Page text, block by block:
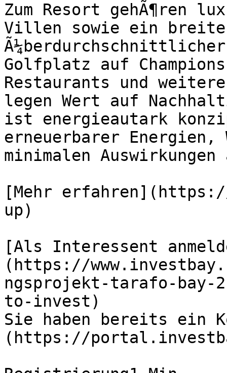
Zum Resort gehÃ¶ren
Villen sowie ein
Golfplatz auf
Restaurants und
legen Wert auf
ist energieautark
erneuerbarer Energien,
minimalen
[Mehr
up)
[Als Interessent
(https://
ngsprojekt-tarafo-bay-
to-invest)
Sie haben bereits ein
(https://